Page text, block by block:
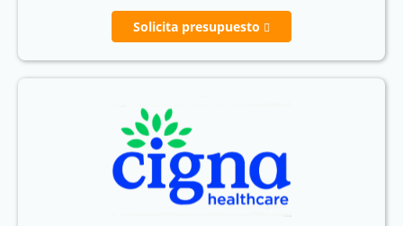
Solicita presupuesto